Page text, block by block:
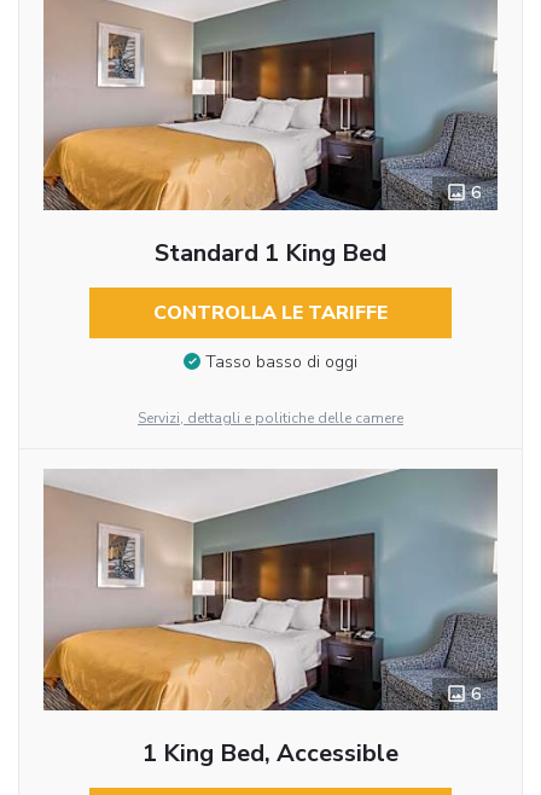
6
Standard 1 King Bed
CONTROLLA LE TARIFFE
Tasso basso di oggi
Servizi, dettagli e politiche delle camere
6
1 King Bed, Accessible